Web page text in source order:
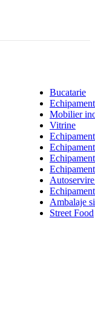
Bucatarie
Mobilier
Vitrine
Ambalaje
Street Food